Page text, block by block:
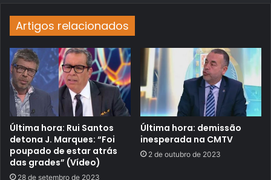
Artigos relacionados
Última hora: Rui Santos
detona J. Marques: “Foi
poupado de estar atrás
das grades” (Vídeo)
28 de setembro de 2023
Última hora: demissão
inesperada na CMTV
2 de outubro de 2023